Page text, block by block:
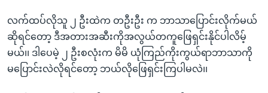
လက်ထပ်လိုသူ ၂ ဦးထဲက တဦးဦး က ဘာသာပြောင်းလိုက်မယ်
ဆိုရင်တော့ ဒီအတားအဆီးကိုအလွယ်တကူဖြေရှင်းနိုင်ပါလိမ့်
မယ်၊၊ ဒါပေမဲ့ ၂ ဦးစလုံးက မိမိ ယုံကြည်ကိုးကွယ်ရာဘာသာကို
မပြောင်းလဲလိုရင်တော့ ဘယ်လိုဖြေရှင်းကြပါမလဲ၊၊